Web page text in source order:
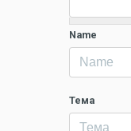
Name
Тема